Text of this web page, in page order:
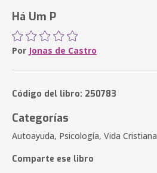
Há Um P
Por Jonas de Castro
Código del libro: 250783
Categorías
Autoayuda, Psicología, Vida Cristiana
Comparte ese libro